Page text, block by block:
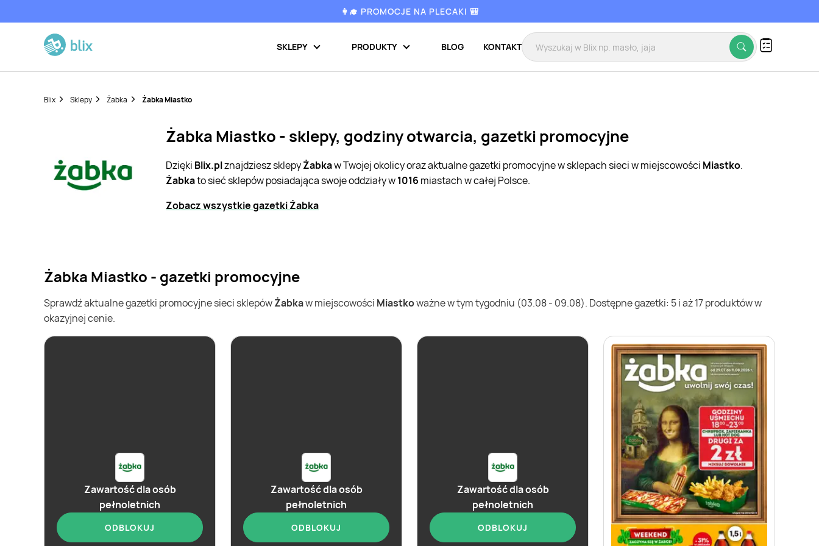
👩‍🎓 PROMOCJE NA PLECAKI 🎒
SKLEPY PRODUKTY BLOG KONTAKT
Blix Sklepy Żabka Żabka Miastko
Żabka Miastko - sklepy, godziny otwarcia, gazetki promocyjne
Dzięki Blix.plznajdziesz sklepyŻabkaw Twojej okolicy oraz aktualne gazetki promocyjne w sklepach sieci w miejscowości Miastko.
Żabkato sieć sklepów posiadająca swoje oddziały w1016 miastach w całej Polsce.
Zobacz wszystkie gazetki Żabka
Żabka Miastko - gazetki promocyjne
Sprawdź aktualne gazetki promocyjne sieci sklepówŻabkaw miejscowości Miastkoważne w tym tygodniu (03.08 - 09.08). Dostępne gazetki: 5 i aż 17 produktów w
okazyjnej cenie.
Zawartość dla osób
pełnoletnich
ODBLOKUJ
Zawartość dla osób
pełnoletnich
ODBLOKUJ
Zawartość dla osób
pełnoletnich
ODBLOKUJ